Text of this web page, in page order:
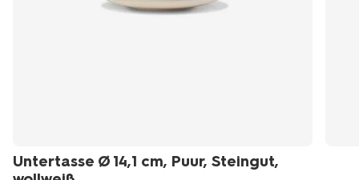
Untertasse Ø 14,1 cm, Puur, Steingut,